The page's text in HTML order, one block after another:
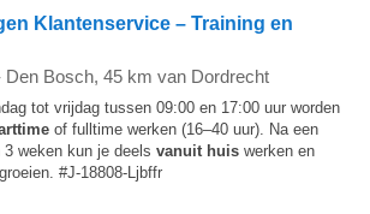
Klantenservice – Training en
Den Bosch, 45 km van Dordrecht
tot vrijdag tussen 09:00 en 17:00 uur worden
of fulltime werken (16–40 uur). Na een
weken kun je deels vanuit huis werken en
#J-18808-Ljbffr